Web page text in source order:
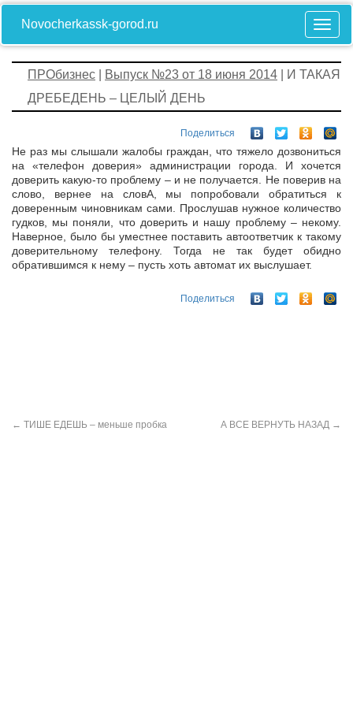
Novocherkassk-gorod.ru
ПРОбизнес Выпуск №23 от 18 июня 2014 | И ТАКАЯ
ДРЕБЕДЕНЬ – ЦЕЛЫЙ ДЕНЬ
Поделиться
Не раз мы слышали жалобы граждан, что тяжело дозвониться
на «телефон доверия» администрации города. И хочется
доверить какую-то проблему – и не получается. Не поверив на
слово, вернее на словА, мы попробовали обратиться к
доверенным чиновникам сами. Прослушав нужное количество
гудков, мы поняли, что доверить и нашу проблему – некому.
Наверное, было бы уместнее поставить автоответчик к такому
доверительному телефону. Тогда не так будет обидно
обратившимся к нему – пусть хоть автомат их выслушает.
Поделиться
← ТИШЕ ЕДЕШЬ – меньше пробка А ВСЕ ВЕРНУТЬ НАЗАД →